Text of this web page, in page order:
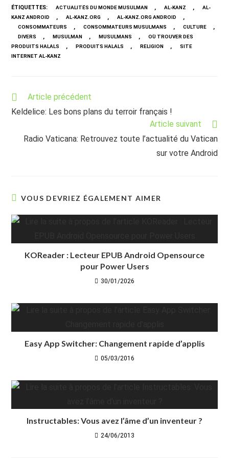
ÉTIQUETTES: ACTUALITÉS DU MONDE MUSULMAN , AL-KANZ ,
AL-
KANZ ANDROID
, AL-KANZ.ORG , AL-KANZ.ORG ANDROID ,
CONSOMMATEURS , CONSOMMATEURS MUSULMANS , CULTURE ,
DIVERS , MUSULMAN , MUSULMANS ,
OÙ TROUVER DES
PRODUITS HALALS
, PRODUITS HALALS , RELIGION ,
SITE
INTERNET AL-KANZ
Read
articles
Article précédent
Keldelice: Les bons plans du terroir français !
Article suivant
Radio Vaticana: Retrouvez toute l’actualité du Vatican
sur votre Android
VOUS DEVRIEZ ÉGALEMENT AIMER
KOReader : Lecteur EPUB Android Opensource
pour Power Users
30/01/2026
Easy App Switcher: Changement rapide d’applis
05/03/2016
Instructables: Vous avez l’âme d’un inventeur ?
24/06/2013